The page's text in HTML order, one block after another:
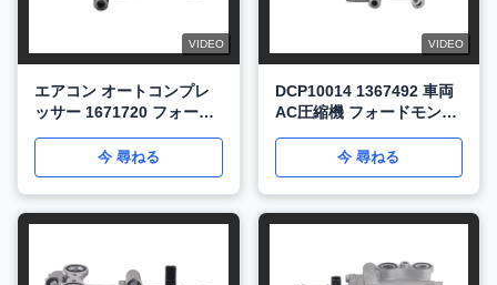
VIDEO
エアコン オートコンプレ
ッサー 1671720 フォード
WXFD040今 尋ねる
VIDEO
DCP10014 1367492 車両
AC圧縮機 フォードモンデ
WXFD023今 尋ねる